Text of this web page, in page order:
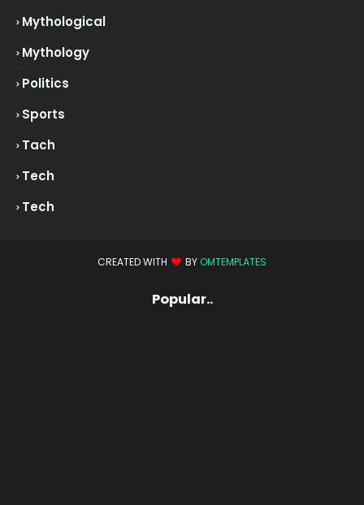
Mythological
Mythology
Politics
Sports
Tach
Tech
Tech
CREATED WITH BY OMTEMPLATES
Popular..